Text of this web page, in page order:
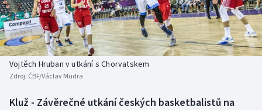
Baseball a softbal
Basketbal
Biatlon
Soutěže
Historické návraty
Aplikace ČT sport
Vojtěch Hruban v utkání s Chorvatskem
Zdroj: ČBF/Václav Mudra
Kluž - Závěrečné utkání českých basketbalistů na